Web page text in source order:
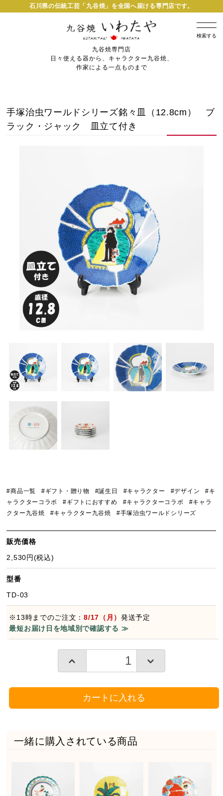
石川県の伝統工芸「九谷焼」を全国へ届ける専門店です。
検索する
九谷焼専門店
日々使える器から、キャラクター九谷焼、
作家による一点ものまで
手塚治虫ワールドシリーズ銘々皿（12.8cm） ブ
ラック・ジャック 皿立て付き
#商品一覧 #ギフト・贈り物 #誕生日 #キャラクター #デザイン
#キ
ャラクターコラボ
#ギフトにおすすめ #キャラクターコラボ
#キャラ
クター九谷焼
#キャラクター九谷焼 #手塚治虫ワールドシリーズ
販売価格
2,530円(税込)
型番
TD-03
※13時までのご注文：8/17（月）発送予定
最短お届け日を地域別で確認する ≫
カートに入れる
一緒に購入されている商品